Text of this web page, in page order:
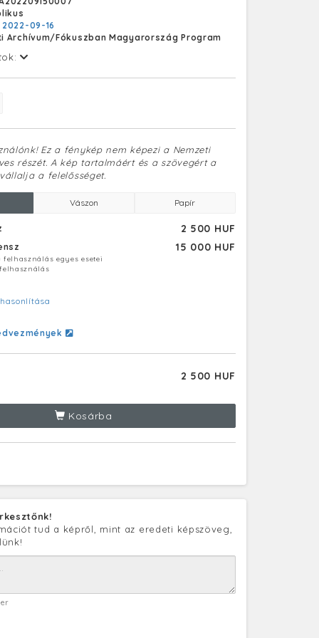
tevékenységét, az áruház pedig felvette a
Áruház nevet. Privatizációja 1992-ben
A bádogborítást 2018-ban elbontották és
a teljes felújítás, amely során kereskedelmi
valamint irodák lesznek benne,
2022-09-16
Archívum/Fókuszban Magyarország Program
Ez a fénykép nem képezi a Nemzeti
részét. A kép tartalmáért és a szövegért a
a felelősséget.
Vászon Papír
2 500 HUF
15 000 HUF
felhasználás egyes esetei
2 500 HUF
Kosárba
tud a képről, mint az eredeti képszöveg,